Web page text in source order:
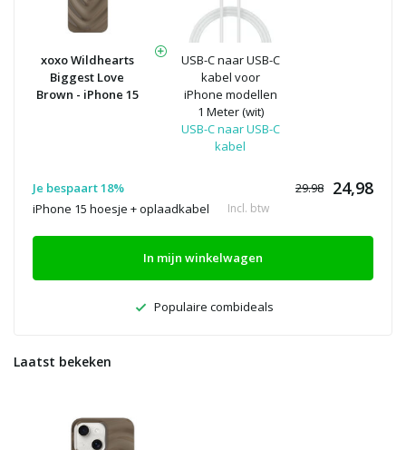
xoxo Wildhearts
Biggest Love
Brown - iPhone 15
USB-C naar USB-C
kabel voor
iPhone modellen
1 Meter (wit)
USB-C naar USB-C
kabel
Je bespaart 18% 29.98 24,98
iPhone 15 hoesje + oplaadkabel Incl. btw
In mijn winkelwagen
Populaire combideals
Laatst bekeken